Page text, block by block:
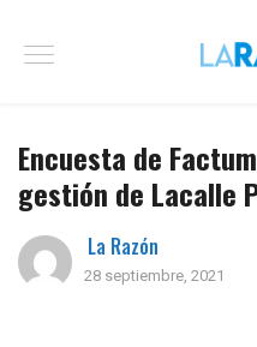
Encuesta de
gestión de Lacalle
La Razón
28 septiembre, 2021